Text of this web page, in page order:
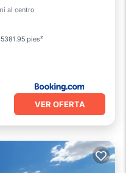
al centro
5381.95 pies²
VER OFERTA